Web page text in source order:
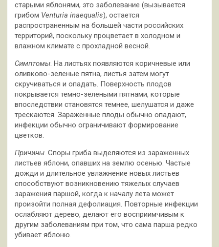
старыми яблонями, это заболевание (вызывается
грибом Venturia inaequalis), остается
распространенным на большей части российских
территорий, поскольку процветает в холодном и
влажном климате с прохладной весной.
Симптомы. На листьях появляются коричневые или
оливково-зеленые пятна, листья затем могут
скручиваться и опадать. Поверхность плодов
покрывается темно-зелеными пятнами, которые
впоследствии становятся темнее, шелушатся и даже
трескаются. Зараженные плоды обычно опадают,
инфекции обычно ограничивают формирование
цветков.
Причины. Споры гриба выделяются из зараженных
листьев яблони, опавших на землю осенью. Частые
дожди и длительное увлажнение новых листьев
способствуют возникновению тяжелых случаев
заражения паршой, когда к началу лета может
произойти полная дефолиация. Повторные инфекции
ослабляют дерево, делают его восприимчивым к
другим заболеваниям при том, что сама парша редко
убивает яблоню.